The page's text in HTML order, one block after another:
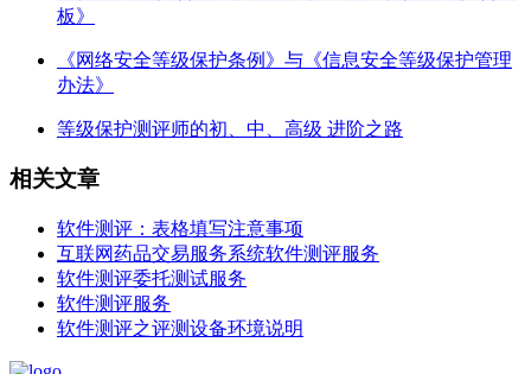
板》
《网络安全等级保护条例》与《信息安全等级保护管理
办法》
等级保护测评师的初、中、高级 进阶之路
相关文章
软件测评：表格填写注意事项
互联网药品交易服务系统软件测评服务
软件测评委托测试服务
软件测评服务
软件测评之评测设备环境说明